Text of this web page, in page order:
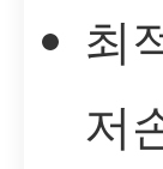
최
저